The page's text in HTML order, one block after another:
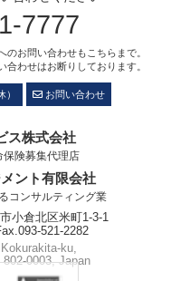
7777
お問い合わせもこちらまで。
わせはお断りしております。
お問い合わせ
ス株式会社
保険募集代理店
ント有限会社
コンサルティング業
小倉北区米町1-3-1
521-2282
ku,
0003, Japan
7777